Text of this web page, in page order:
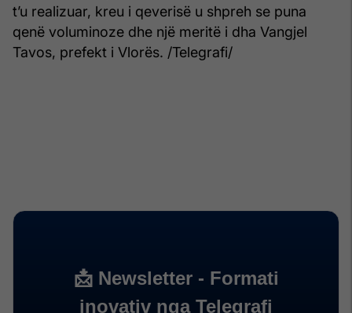
t’u realizuar, kreu i qeverisë u shpreh se puna
qenë voluminoze dhe një meritë i dha Vangjel
Tavos, prefekt i Vlorës. /Telegrafi/